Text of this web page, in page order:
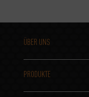
ÜBER UNS
PRODUKTE